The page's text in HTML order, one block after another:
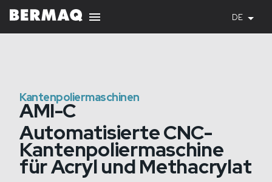
DE
Kantenpoliermaschinen
AMI-C
Automatisierte CNC-
Kantenpoliermaschine
für Acryl und Methacrylat